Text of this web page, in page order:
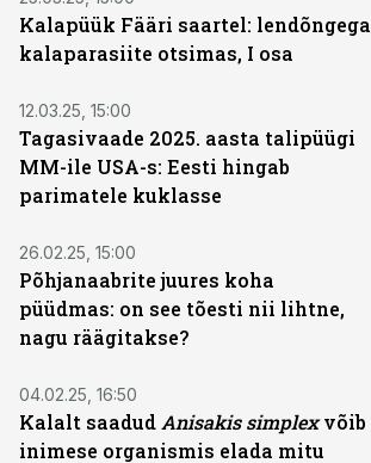
Kalapüük Fääri saartel: lendõngega
kalaparasiite otsimas, I osa
12.03.25, 15:00
Tagasivaade 2025. aasta talipüügi
MM-ile USA-s: Eesti hingab
parimatele kuklasse
26.02.25, 15:00
Põhjanaabrite juures koha
püüdmas: on see tõesti nii lihtne,
nagu räägitakse?
04.02.25, 16:50
Kalalt saadud Anisakis simplexvõib
inimese organismis elada mitu